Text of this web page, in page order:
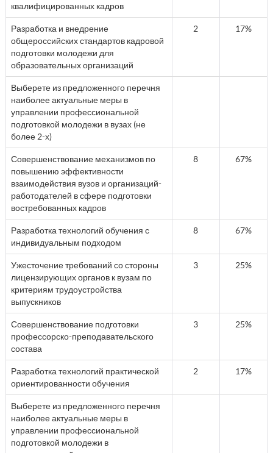
квалифицированных кадров
Разработка и внедрение
общероссийских стандартов кадровой
подготовки молодежи для
образовательных организаций
2 17%
Выберете из предложенного перечня
наиболее актуальные меры в
управлении профессиональной
подготовкой молодежи в вузах (не
более 2-х)
Совершенствование механизмов по
повышению эффективности
взаимодействия вузов и организаций-
работодателей в сфере подготовки
востребованных кадров
8 67%
Разработка технологий обучения с
индивидуальным подходом
8 67%
Ужесточение требований со стороны
лицензирующих органов к вузам по
критериям трудоустройства
выпускников
3 25%
Совершенствование подготовки
профессорско-преподавательского
состава
3 25%
Разработка технологий практической
ориентированности обучения
2 17%
Выберете из предложенного перечня
наиболее актуальные меры в
управлении профессиональной
подготовкой молодежи в